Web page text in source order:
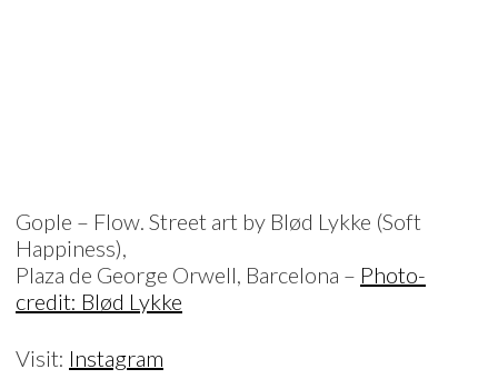
Gople – Flow. Street art by Blød Lykke (Soft
Happiness),
Plaza de George Orwell, Barcelona – Photo-
credit: Blød Lykke
Visit: Instagram